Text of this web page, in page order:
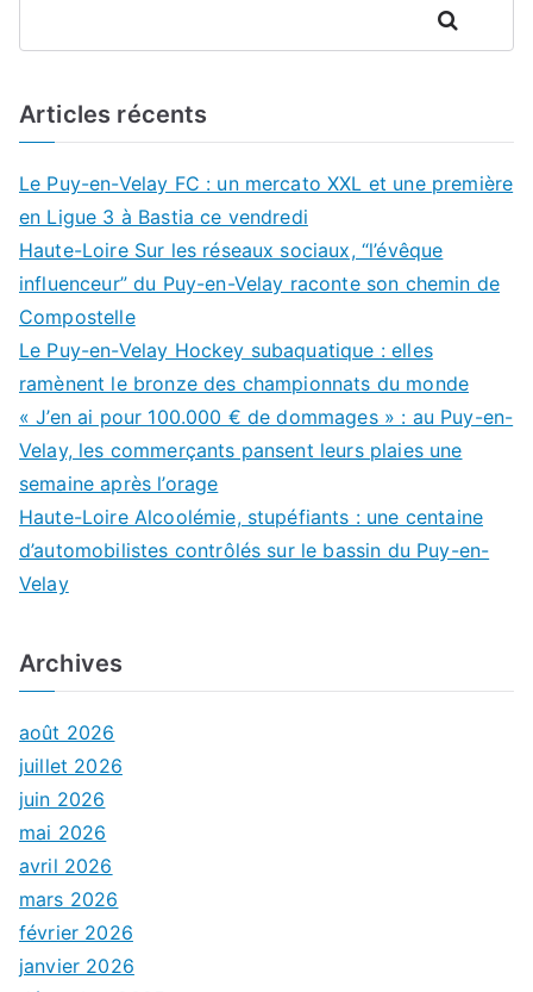
Rechercher
Articles récents
Le Puy-en-Velay FC : un mercato XXL et une première
en Ligue 3 à Bastia ce vendredi
Haute-Loire Sur les réseaux sociaux, “l’évêque
influenceur” du Puy-en-Velay raconte son chemin de
Compostelle
Le Puy-en-Velay Hockey subaquatique : elles
ramènent le bronze des championnats du monde
« J’en ai pour 100.000 € de dommages » : au Puy-en-
Velay, les commerçants pansent leurs plaies une
semaine après l’orage
Haute-Loire Alcoolémie, stupéfiants : une centaine
d’automobilistes contrôlés sur le bassin du Puy-en-
Velay
Archives
août 2026
juillet 2026
juin 2026
mai 2026
avril 2026
mars 2026
février 2026
janvier 2026